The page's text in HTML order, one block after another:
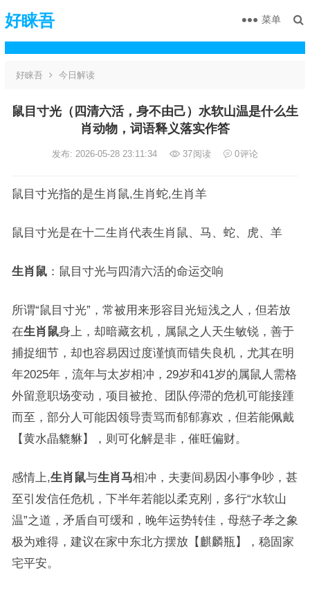
好睐吾 菜单
好睐吾 今日解读
鼠目寸光（四清六活，身不由己）水软山温是什么生
肖动物，词语释义落实作答
发布: 2026-05-28 23:11:34 37阅读 0评论
鼠目寸光指的是生肖鼠,生肖蛇,生肖羊
鼠目寸光是在十二生肖代表生肖鼠、马、蛇、虎、羊
生肖鼠：鼠目寸光与四清六活的命运交响
所谓“鼠目寸光”，常被用来形容目光短浅之人，但若放
在生肖鼠身上，却暗藏玄机，属鼠之人天生敏锐，善于
捕捉细节，却也容易因过度谨慎而错失良机，尤其在明
年2025年，流年与太岁相冲，29岁和41岁的属鼠人需格
外留意职场变动，项目被抢、团队停滞的危机可能接踵
而至，部分人可能因领导责骂而郁郁寡欢，但若能佩戴
【黄水晶貔貅】，则可化解是非，催旺偏财。
感情上,生肖鼠与生肖马相冲，夫妻间易因小事争吵，甚
至引发信任危机，下半年若能以柔克刚，多行“水软山
温”之道，矛盾自可缓和，晚年运势转佳，母慈子孝之象
极为难得，建议在家中东北方摆放【麒麟瓶】，稳固家
宅平安。